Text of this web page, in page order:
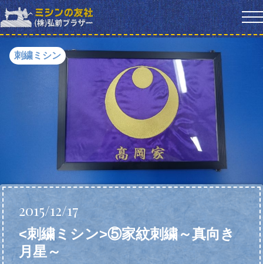
刺繍ミシン
2015/12/17
<刺繍ミシン>⑤家紋刺繍～真向き
月星～